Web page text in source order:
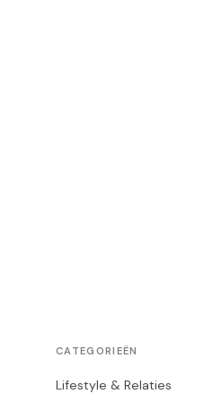
CATEGORIEËN
Lifestyle & Relaties